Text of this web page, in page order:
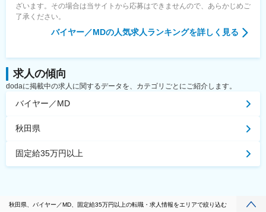
ざいます。その場合は当サイトから応募はできませんので、あらかじめご
了承ください。
バイヤー／MDの人気求人ランキングを詳しく見る
求人の傾向
dodaに掲載中の求人に関するデータを、カテゴリごとにご紹介します。
バイヤー／MD
秋田県
固定給35万円以上
秋田県、バイヤー／MD、固定給35万円以上の転職・求人情報をエリアで絞り込む